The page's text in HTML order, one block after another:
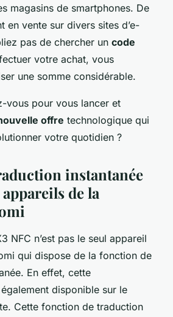
magasins de smartphones. De
en vente sur divers sites d’e-
pas de chercher un code
votre achat, vous
une somme considérable.
vous pour vous lancer et
offre technologique qui
votre quotidien ?
instantanée
de la
NFC n’est pas le seul appareil
qui dispose de la fonction de
En effet, cette
disponible sur le
. Cette fonction de traduction